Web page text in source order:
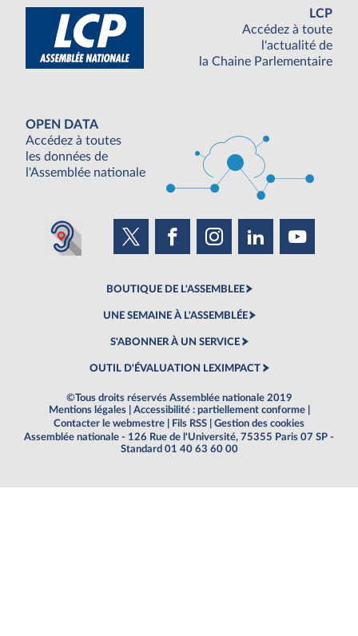
LCP
Accédez à toute
l'actualité de
la Chaine Parlementaire
OPEN DATA
Accédez à toutes
les données de
l'Assemblée nationale
BOUTIQUE DE L'ASSEMBLEE
UNE SEMAINE À L'ASSEMBLÉE
S'ABONNER À UN SERVICE
OUTIL D'ÉVALUATION LEXIMPACT
©Tous droits réservés Assemblée nationale 2019
Mentions légales
Accessibilité : partiellement conforme
Contacter le webmestre
Fils RSS
Gestion des cookies
Assemblée nationale - 126 Rue de l'Université, 75355 Paris 07 SP -
Standard 01 40 63 60 00